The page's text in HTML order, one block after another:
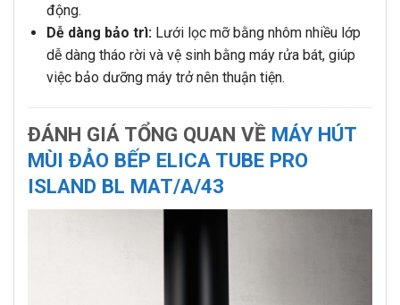
động.
Dễ dàng bảo trì:Lưới lọc mỡ bằng nhôm nhiều lớp
dễ dàng tháo rời và vệ sinh bằng máy rửa bát, giúp
việc bảo dưỡng máy trở nên thuận tiện.
ĐÁNH GIÁ TỔNG QUAN VỀ MÁY HÚT
MÙI ĐẢO BẾP ELICA TUBE PRO
ISLAND BL MAT/A/43